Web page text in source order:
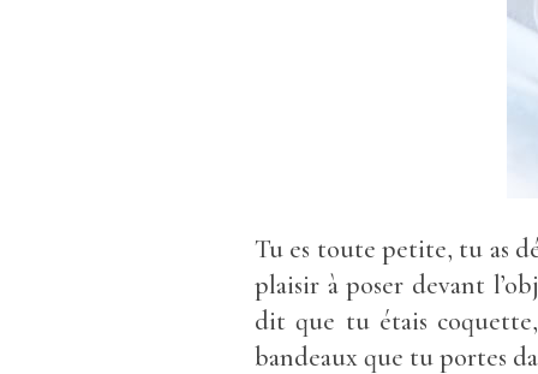
Tu es toute petite, tu as
plaisir à poser devant
dit que tu étais
bandeaux que tu portes